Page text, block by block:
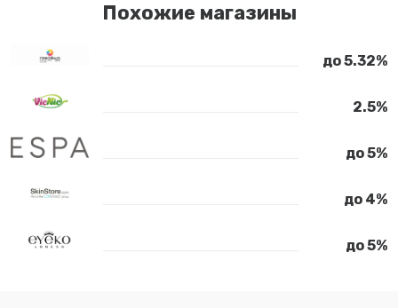
Похожие магазины
до 5.32%
2.5%
до 5%
до 4%
до 5%